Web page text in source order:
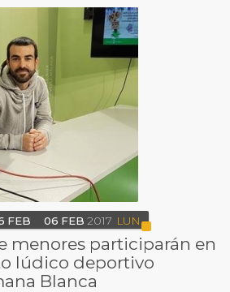
FEB 06 FEB 2017 LUN
menores participarán en
lúdico deportivo
Blanca